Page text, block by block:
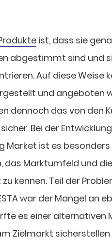
ist, dass sie
abgestimmt sind und
Auf diese Weise
und angeboten
dennoch das von den
Bei der
Market ist es
das Marktumfeld und die
kennen. Teil der
war der Mangel an
es einer alternativen
Zielmarkt